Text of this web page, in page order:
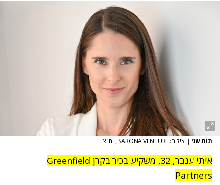
תות שני | צילום: SARONA VENTURE , יח"צ
איתי ענבר, 32, משקיע בכיר בקרן Greenfield
Partners